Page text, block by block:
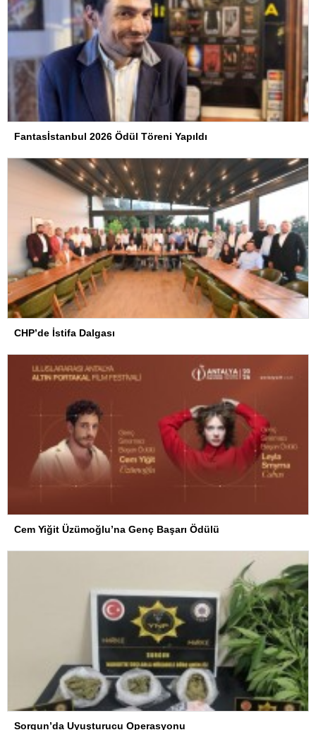
Fantasİstanbul 2026 Ödül Töreni Yapıldı
CHP’de İstifa Dalgası
Cem Yiğit Üzümoğlu’na Genç Başarı Ödülü
Sorgun’da Uyuşturucu Operasyonu